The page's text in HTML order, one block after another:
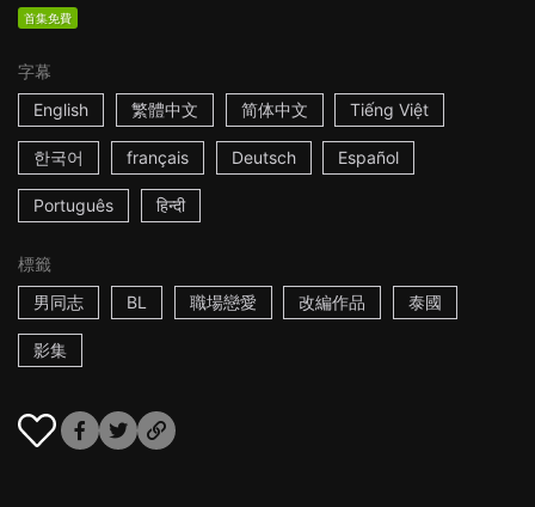
首集免費
字幕
English
繁體中文 简体中文 Tiếng Việt
한국어 français Deutsch Español
Português हिन्दी
標籤
男同志
BL 職場戀愛 改編作品 泰國
影集